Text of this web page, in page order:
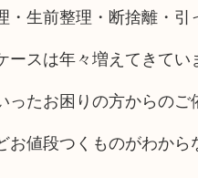
・生前整理・断捨離・引
スは年々増えてきてい
ったお困りの方からのご
お値段つくものがわか